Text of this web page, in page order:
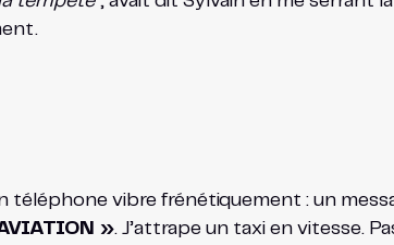
téléphone vibre frénétiquement : un
». J’attrape un taxi en vitesse.